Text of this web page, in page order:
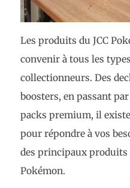
Les produits du JCC
convenir à tous les
collectionneurs. Des
boosters, en passant
packs premium, il
pour répondre à vos
des principaux produits
Pokémon.